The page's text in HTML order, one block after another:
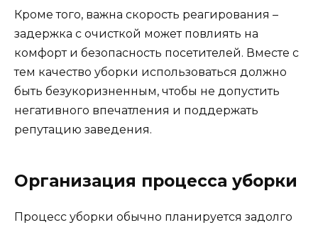
Кроме того, важна скорость реагирования –
задержка с очисткой может повлиять на
комфорт и безопасность посетителей. Вместе с
тем качество уборки использоваться должно
быть безукоризненным, чтобы не допустить
негативного впечатления и поддержать
репутацию заведения.
Организация процесса уборки
Процесс уборки обычно планируется задолго